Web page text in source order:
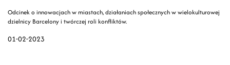
01-02-2023
Odcinek o innowacjach w miastach, działaniach społecznych w wielokulturowej
dzielnicy Barcelony i twórczej roli konfliktów.